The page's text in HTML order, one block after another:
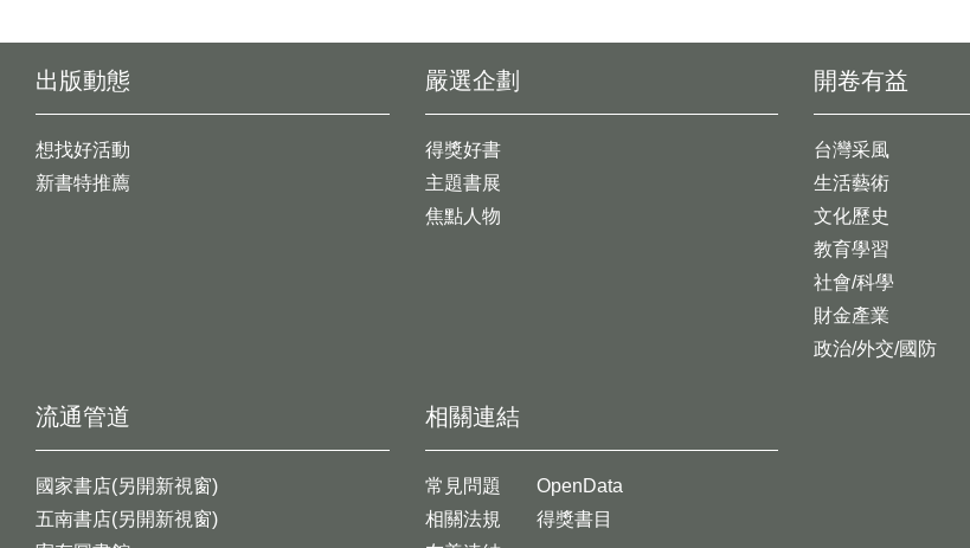
出版動態
想找好活動
新書特推薦
開卷有益
台灣采風
生活藝術
文化歷史
教育學習
社會/科學
財金產業
政治/外交/國防
嚴選企劃
得獎好書
主題書展
焦點人物
流通管道
國家書店(另開新視窗)
五南書店(另開新視窗)
相關連結
常見問題
相關法規
OpenData
得獎書目